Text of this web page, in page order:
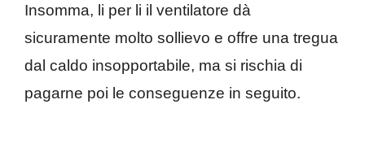
Insomma, li per li il ventilatore dà
sicuramente molto sollievo e offre una tregua
dal caldo insopportabile, ma si rischia di
pagarne poi le conseguenze in seguito.